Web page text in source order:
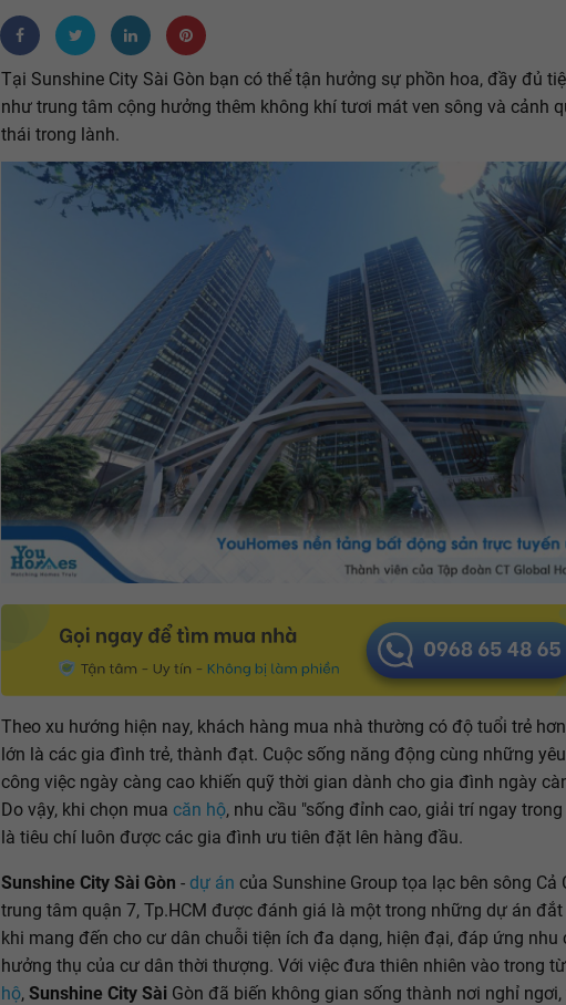
Tại Sunshine City Sài Gòn bạn có thể tận hưởng sự phồn hoa, đầy đủ
như trung tâm cộng hưởng thêm không khí tươi mát ven sông và cảnh
thái trong lành.
Theo xu hướng hiện nay, khách hàng mua nhà thường có độ tuổi trẻ
lớn là các gia đình trẻ, thành đạt. Cuộc sống năng động cùng những
công việc ngày càng cao khiến quỹ thời gian dành cho gia đình ngày
Do vậy, khi chọn mua căn hộ, nhu cầu "sống đỉnh cao, giải trí ngay
là tiêu chí luôn được các gia đình ưu tiên đặt lên hàng đầu.
Sunshine City Sài Gòn - dự án của Sunshine Group tọa lạc bên sông Cả
trung tâm quận 7, Tp.HCM được đánh giá là một trong những dự án đắt
khi mang đến cho cư dân chuỗi tiện ích đa dạng, hiện đại, đáp ứng nhu
hưởng thụ của cư dân thời thượng. Với việc đưa thiên nhiên vào trong
hộ, Sunshine City Sài Gòn đã biến không gian sống thành nơi nghỉ